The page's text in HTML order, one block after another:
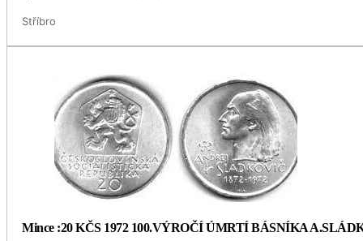
Stříbro
Mince :20 KČS 1972 100.VÝROČÍ ÚMRTÍ BÁSNÍKA